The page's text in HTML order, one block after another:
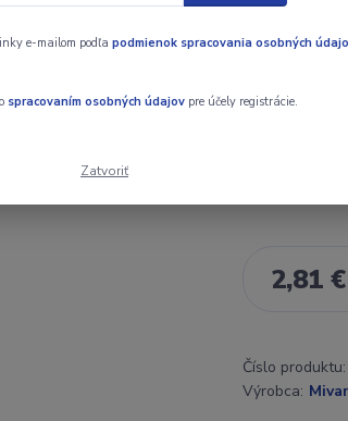
hačikmi MTC
šnúrky.celý
2,81 €
Číslo produktu:
Výrobca:
e-mailom podľa podmienok spracovania osobných
spracovaním osobných údajovpre účely registrácie.
Zatvoriť